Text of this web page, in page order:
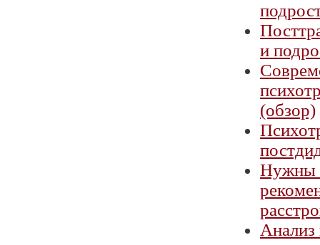
и
(обзор)
Нужны
Анализ